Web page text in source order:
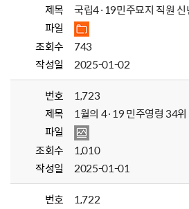
제목
국립4·19민주묘지 직원 신
파일
조회수
743
작성일
2025-01-02
번호
1,723
제목
1월의 4·19 민주영령 34위
파일
조회수
1,010
작성일
2025-01-01
번호
1,722